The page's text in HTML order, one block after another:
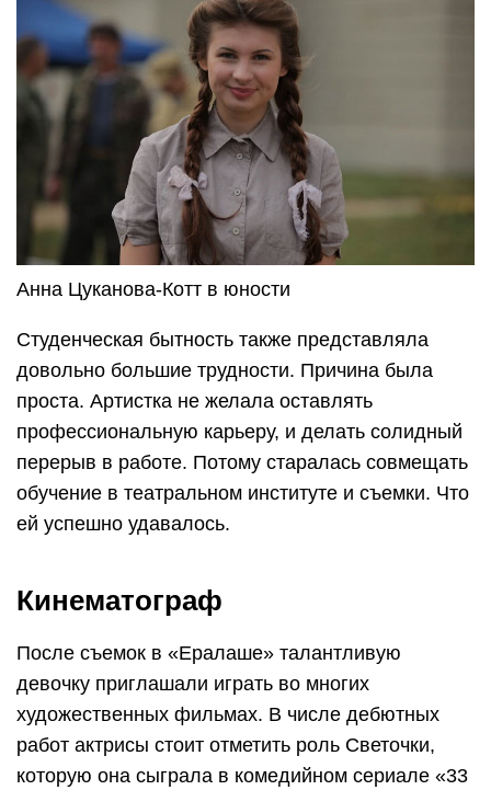
Анна Цуканова-Котт в юности
Студенческая бытность также представляла
довольно большие трудности. Причина была
проста. Артистка не желала оставлять
профессиональную карьеру, и делать солидный
перерыв в работе. Потому старалась совмещать
обучение в театральном институте и съемки. Что
ей успешно удавалось.
Кинематограф
После съемок в «Ералаше» талантливую
девочку приглашали играть во многих
художественных фильмах. В числе дебютных
работ актрисы стоит отметить роль Светочки,
которую она сыграла в комедийном сериале «33